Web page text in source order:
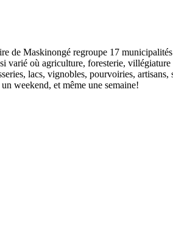
de Maskinongé regroupe 17
varié où agriculture, foresterie,
lacs, vignobles, pourvoiries,
weekend, et même une semaine!